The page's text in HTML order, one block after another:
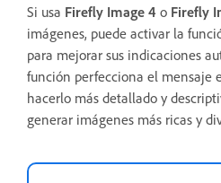
Si usa Firefly Image 4 o Firefly
imágenes, puede activar la
para mejorar sus indicaciones
función perfecciona el mensaje
hacerlo más detallado y
generar imágenes más ricas y